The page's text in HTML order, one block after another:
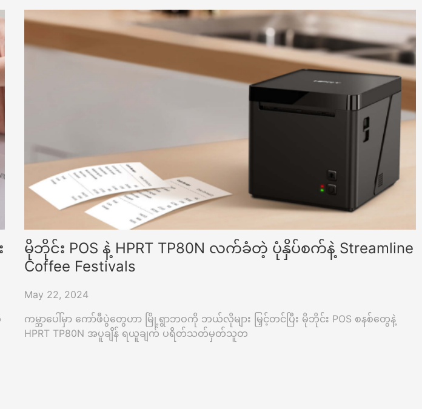
မိုဘိုင်း POS နဲ့ HPRT TP80N လက်ခံတဲ့ ပုံနှိပ်စက်နဲ့ Streamline
Coffee Festivals
May 22, 2024
ကမ္ဘာပေါ်မှာ ကော်ဖီပွဲတွေဟာ မြို့ရွာဘဝကို ဘယ်လိုများ မြှင့်တင်ပြီး မိုဘိုင်း POS စနစ်တွေနဲ့
HPRT TP80N အပူချိန် ရယူချက် ပရိတ်သတ်မှတ်သူတ